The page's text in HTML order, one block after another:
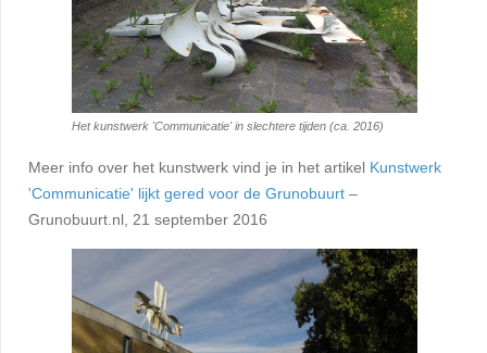
Het kunstwerk 'Communicatie' in slechtere tijden (ca. 2016)
Meer info over het kunstwerk vind je in het artikel Kunstwerk
'Communicatie' lijkt gered voor de Grunobuurt –
Grunobuurt.nl, 21 september 2016